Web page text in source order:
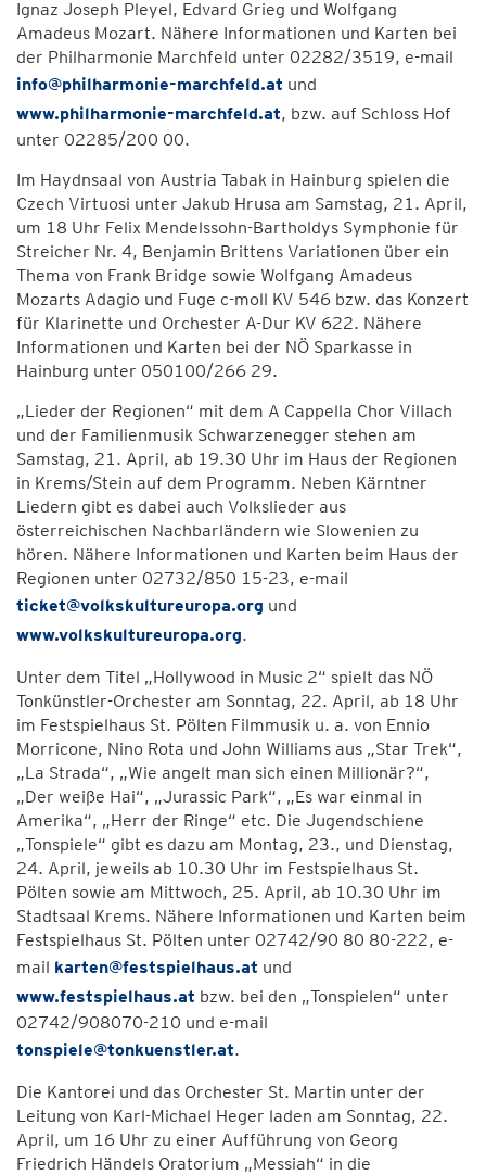
Ignaz Joseph Pleyel, Edvard Grieg und Wolfgang
Amadeus Mozart. Nähere Informationen und Karten bei
der Philharmonie Marchfeld unter 02282/3519, e-mail
info@philharmonie-marchfeld.at und
www.philharmonie-marchfeld.at, bzw. auf Schloss Hof
unter 02285/200 00.
Im Haydnsaal von Austria Tabak in Hainburg spielen die
Czech Virtuosi unter Jakub Hrusa am Samstag, 21. April,
um 18 Uhr Felix Mendelssohn-Bartholdys Symphonie für
Streicher Nr. 4, Benjamin Brittens Variationen über ein
Thema von Frank Bridge sowie Wolfgang Amadeus
Mozarts Adagio und Fuge c-moll KV 546 bzw. das Konzert
für Klarinette und Orchester A-Dur KV 622. Nähere
Informationen und Karten bei der NÖ Sparkasse in
Hainburg unter 050100/266 29.
„Lieder der Regionen“ mit dem A Cappella Chor Villach
und der Familienmusik Schwarzenegger stehen am
Samstag, 21. April, ab 19.30 Uhr im Haus der Regionen
in Krems/Stein auf dem Programm. Neben Kärntner
Liedern gibt es dabei auch Volkslieder aus
österreichischen Nachbarländern wie Slowenien zu
hören. Nähere Informationen und Karten beim Haus der
Regionen unter 02732/850 15-23, e-mail
ticket@volkskultureuropa.org und
www.volkskultureuropa.org.
Unter dem Titel „Hollywood in Music 2“ spielt das NÖ
Tonkünstler-Orchester am Sonntag, 22. April, ab 18 Uhr
im Festspielhaus St. Pölten Filmmusik u. a. von Ennio
Morricone, Nino Rota und John Williams aus „Star Trek“,
„La Strada“, „Wie angelt man sich einen Millionär?“,
„Der weiße Hai“, „Jurassic Park“, „Es war einmal in
Amerika“, „Herr der Ringe“ etc. Die Jugendschiene
„Tonspiele“ gibt es dazu am Montag, 23., und Dienstag,
24. April, jeweils ab 10.30 Uhr im Festspielhaus St.
Pölten sowie am Mittwoch, 25. April, ab 10.30 Uhr im
Stadtsaal Krems. Nähere Informationen und Karten beim
Festspielhaus St. Pölten unter 02742/90 80 80-222, e-
mail karten@festspielhaus.at und
www.festspielhaus.at bzw. bei den „Tonspielen“ unter
02742/908070-210 und e-mail
tonspiele@tonkuenstler.at.
Die Kantorei und das Orchester St. Martin unter der
Leitung von Karl-Michael Heger laden am Sonntag, 22.
April, um 16 Uhr zu einer Aufführung von Georg
Friedrich Händels Oratorium „Messiah“ in die